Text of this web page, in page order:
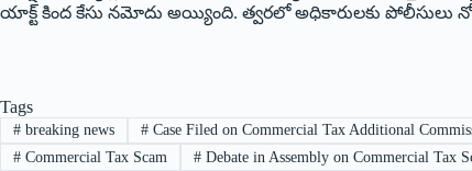
యాక్ట్‌ కింద కేసు నమోదు అయ్యింది. త్వరలో అధికారులకు పోలీసులు
Tags
#breaking news #Case Filed on Commercial Tax Additional
#Commercial Tax Scam #Debate in Assembly on Commercial Tax